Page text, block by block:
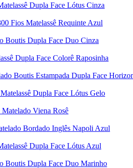
Dupla Face Lótus Cinza
Fios Matelassê Requinte Azul
Boutis Dupla Face Duo Cinza
Dupla Face Colorê Raposinha
Boutis Estampada Dupla Face
Dupla Face Lótus Gelo
Viena Rosê
Bordado Inglês Napoli Azul
Dupla Face Lótus Azul
Boutis Dupla Face Duo Marinho